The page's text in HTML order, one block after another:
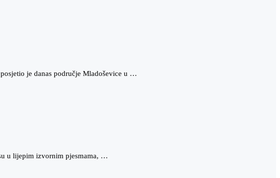
je danas područje Mladoševice u …
u lijepim izvornim pjesmama, …